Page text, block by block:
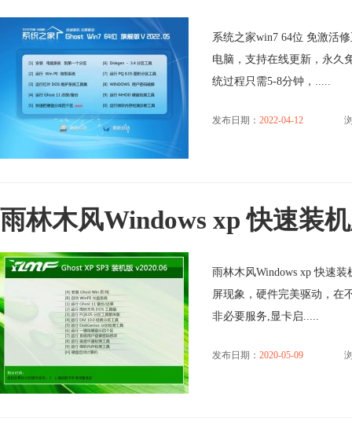
系统之家win7 64位 免激活
电脑，支持在线更新，永久
统过程只需5-8分钟，.....
发布日期： 2022-04-12
雨林木风Windows xp 快速装
雨林木风Windows xp 快速
屏现象，硬件完美驱动，在
非必要服务,显卡启.....
发布日期： 2020-05-09